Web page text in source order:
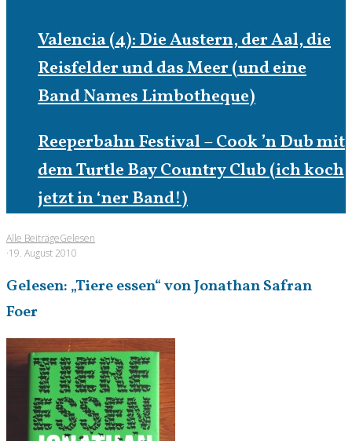
Valencia (4): Die Austern, der Aal, die
Reisfelder und das Meer (und eine
Band Names Limbotheque)
Reeperbahn Festival – Cook ’n Dub mit
dem Turtle Bay Country Club (ich koch
jetzt in ‘ner Band!)
Alle BeiträgeGelesen
·19. August 2010
Gelesen: „Tiere essen“ von Jonathan Safran
Foer